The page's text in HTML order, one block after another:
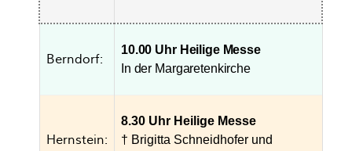
Berndorf:
10.00 Uhr Heilige Messe
In der Margaretenkirche
Hernstein:
8.30 Uhr Heilige Messe
† Brigitta Schneidhofer und